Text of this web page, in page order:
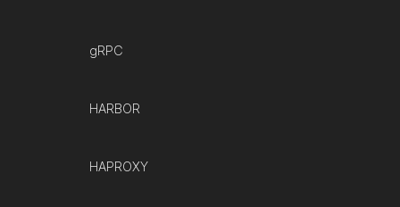
gRPC
HARBOR
HAPROXY